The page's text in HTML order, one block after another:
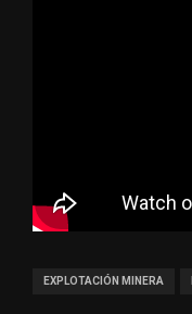
EXPLOTACIÓN MINERA